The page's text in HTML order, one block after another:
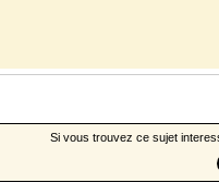
Si vous trouvez ce sujet